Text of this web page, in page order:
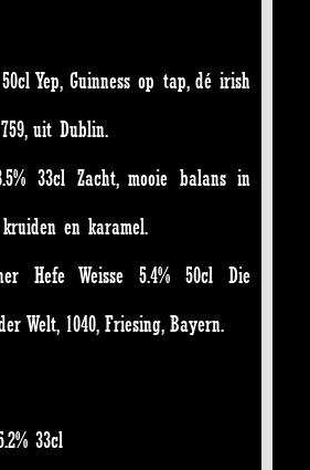
Yep, Guinness op tap, dé irish
uit Dublin.
33cl Zacht, mooie balans in
en karamel.
Hefe Weisse 5.4% 50cl Die
Welt, 1040, Friesing, Bayern.
33cl